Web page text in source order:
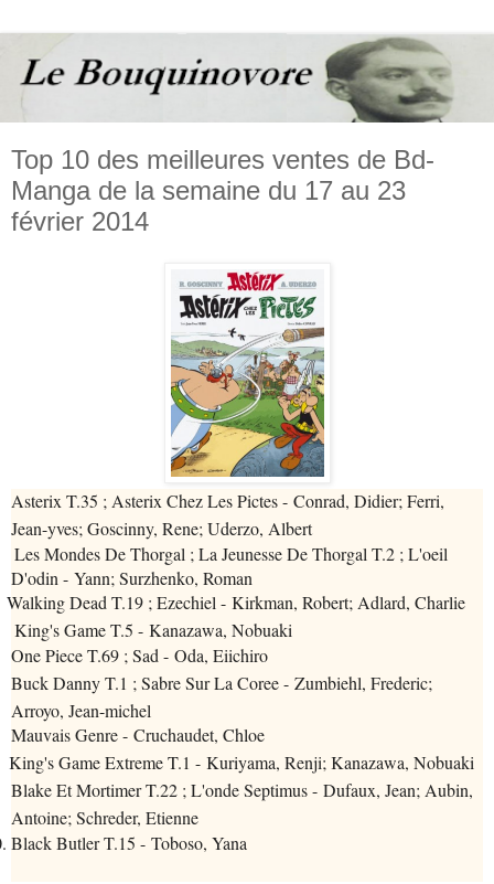
Top 10 des meilleures ventes de Bd-
Manga de la semaine du 17 au 23
février 2014
Asterix T.35 ; Asterix Chez Les Pictes - Conrad, Didier; Ferri,
Jean-yves; Goscinny, Rene; Uderzo, Albert
Mondes De Thorgal ; La Jeunesse De Thorgal T.2 ; L'oeil
D'odin - Yann; Surzhenko, Roman
Walking Dead T.19 ; Ezechiel - Kirkman, Robert; Adlard, Charlie
Game T.5 - Kanazawa, Nobuaki
One Piece T.69 ; Sad - Oda, Eiichiro
Buck Danny T.1 ; Sabre Sur La Coree - Zumbiehl, Frederic;
Arroyo, Jean-michel
Mauvais Genre - Cruchaudet, Chloe
King's Game Extreme T.1 - Kuriyama, Renji; Kanazawa, Nobuaki
Blake Et Mortimer T.22 ; L'onde Septimus - Dufaux, Jean; Aubin,
Antoine; Schreder, Etienne
Black Butler T.15 - Toboso, Yana